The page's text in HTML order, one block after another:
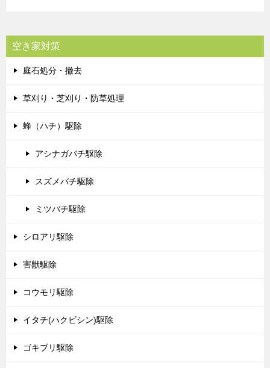
空き家対策
庭石処分・撤去
草刈り・芝刈り・防草処理
蜂（ハチ）駆除
アシナガバチ駆除
スズメバチ駆除
ミツバチ駆除
シロアリ駆除
害獣駆除
コウモリ駆除
イタチ(ハクビシン)駆除
ゴキブリ駆除